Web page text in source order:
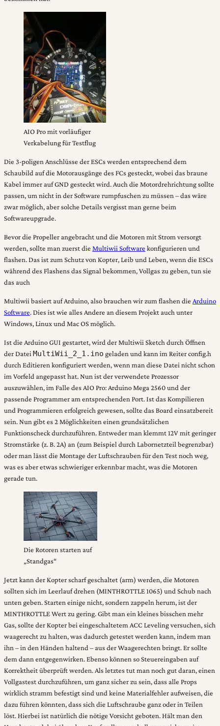
AIO Pro mit vorläufiger
Verkabelung für Testflug
Die 3-poligen Anschlüsse der ESCs werden entsprechend dem
Schaubild auf die Motorausgänge des FCs gesteckt, wobei das braune
Kabel immer auf GND gesteckt wird. Auch die Motordrehrichtung sollte
passen, um nicht in der Software rumpfuschen zu müssen – das wäre
zwar möglich, aber solche Details vergisst man gerne beim
Softwareupgrade.
Bevor die Propeller angebracht und die Motoren mit Strom versorgt
werden, sollte man zuerst die Multiwii Software konfigurieren und
flashen. Das ist zum Schutz von Kopter, Leib und Leben, wenn die ESCs
während des Flashens das Signal bekommen, Vollgas zu geben, tun sie
das auch
Multiwii basiert auf Arduino, also brauchen wir zum flashen die Arduino
Software. Dies ist wie alles Andere an diesem Projekt auch unter
Windows, Linux und Mac OS möglich.
Ist die Arduino GUI gestartet, wird der Multiwii Sketch durch Öffnen
der Datei MultiWii_2_1.ino geladen und kann im Reiter config.h
durch Editieren konfiguriert werden, wenn man diese Datei nicht schon
im Vorfeld angepasst hat. Nun ist der verwendete Prozessor
auszuwählen, im Falle des AIO Pro: Arduino Mega 2560 und der
passende Programmer am entsprechenden Port. Ist das Kompilieren
und Programmieren erfolgreich gewesen, sollte das Board einsatzbereit
sein. Nun gibt es 2 Möglichkeiten einen grundsätzlichen
Funktionscheck durchzuführen. Entweder man klemmt 12V mit geringer
Stromstärke (z. B. 2A) an (zum Beispiel durch Labornetzteil begrenzbar)
oder man lässt die Montage der Luftschrauben für den Test noch weg,
was es aber etwas schwieriger erkennbar macht, was die Motoren
gerade tun.
Die Rotoren starten auf
„Standgas“
Jetzt kann der Kopter scharf geschaltet (arm) werden, die Motoren
sollten sich im Leerlauf drehen (MINTHROTTLE 1065) und Schub nach
unten geben.Starten einige nicht, sondern zappeln herum, ist der
MINTHROTTLE Wert zu gering. Gibt man ein kleines bisschen mehr
Gas, sollte der Kopter bei eingeschaltetem ACC Leveling versuchen, sich
waagerecht zu halten, was dadurch getestet werden kann, indem man
ihn – in den Händen haltend – aus der Waagerechten bringt. Er sollte
dem dann entgegenwirken. Ebenso können so Steuereingaben auf
Korrektheit überprüft werden. Als letztes tut man noch gut daran, einen
Vollgastest durchzuführen, um ganz sicher zu sein, dass alle Props
wirklich stramm befestigt sind und keine Materialfehler aufweisen, die
dazu führen könnten, dass sich die Luftschraube ganz oder in Teilen
löst. Hierbei ist natürlich die nötige Vorsicht geboten. Hält man den